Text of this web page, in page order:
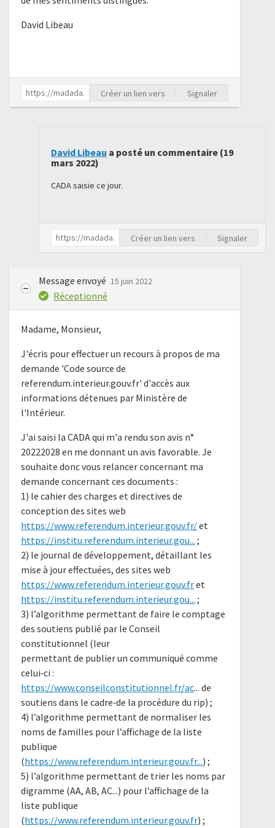
David Libeau
Créer un lien vers Signaler
David Libeau a posté un commentaire (19
mars 2022)
CADA saisie ce jour.
Créer un lien vers Signaler
Message envoyé 15 juin 2022
Réceptionné
Madame, Monsieur,
J'écris pour effectuer un recours à propos de ma
demande 'Code source de
referendum.interieur.gouv.fr' d'accès aux
informations détenues par Ministère de
l'Intérieur.
J'ai saisi la CADA qui m'a rendu son avis n°
20222028 en me donnant un avis favorable. Je
souhaite donc vous relancer concernant ma
demande concernant ces documents :
1) le cahier des charges et directives de
conception des sites web
https://www.referendum.interieur.gouv.fr/et
https://institu.referendum.interieur.gou... ;
2) le journal de développement, détaillant les
mise à jour effectuées, des sites web
https://www.referendum.interieur.gouv.fret
https://institu.referendum.interieur.gou... ;
3) l’algorithme permettant de faire le comptage
des soutiens publié par le Conseil
constitutionnel (leur
permettant de publier un communiqué comme
celui‐ci :
https://www.conseilconstitutionnel.fr/ac... de
soutiens dans le cadre‐de la procédure du rip) ;
4) l’algorithme permettant de normaliser les
noms de familles pour l’affichage de la liste
publique
(https://www.referendum.interieur.gouv.fr...) ;
5) l’algorithme permettant de trier les noms par
digramme (AA, AB, AC...) pour l’affichage de la
liste publique
(https://www.referendum.interieur.gouv.fr) ;